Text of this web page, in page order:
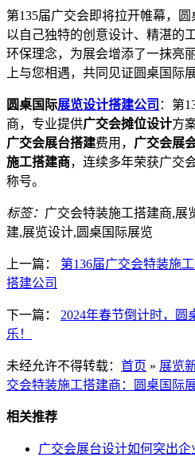
第135届广交会即将拉开帷幕，
以自己独特的创意设计、精湛的
环保理念，为展会增添了一抹亮
上与您相遇，共同见证圆桌国际
圆桌国际展览设计搭建公司 ：第
商，专业提供广交会摊位设计方
广交会展台搭建费用， 广交会展
施工搭建商，连续多年荣获广交
称号。
标签： 广交会特装施工搭建商,展
建,展览设计,圆桌国际展览
上一篇： 第136届广交会特装施
搭建公司
下一篇： 2024年春节倒计时，圆
乐！
未经允许不得转载： 首页 » 展览
交会特装施工搭建商：圆桌国际
相关推荐
广交会展台设计如何突出